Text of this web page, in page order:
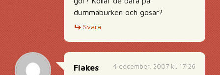
dummaburken och gosar?
Svara
4 december, 2007 kl. 17:26
Flakes